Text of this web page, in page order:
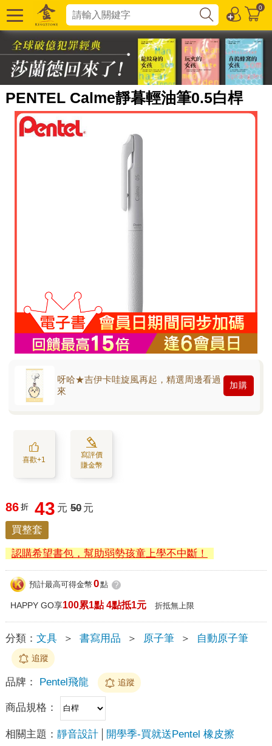
0
PENTEL Calme靜暮輕油筆0.5白桿
呀哈★吉伊卡哇旋風再起，精選周邊看過
來
加購
喜歡+1
寫評價
賺金幣
86 折 43 元 50 元
買整套
認購希望書包，幫助弱勢孩童上學不中斷！
預計最高可得金幣 0點 ?
HAPPY GO享100累1點 4點抵1元 折抵無上限
分類： 文具 ＞ 書寫用品 ＞ 原子筆 ＞ 自動原子筆
追蹤
品牌： Pentel飛龍 追蹤
商品規格：
相關主題： 靜音設計 開學季-買就送Pentel 橡皮擦